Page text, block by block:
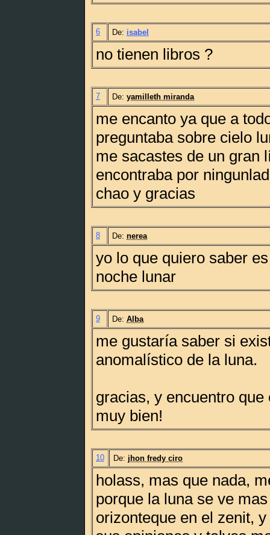
6 De: isabel
no tienen libros ?
7 De: yamilleth miranda
me encanto ya que a
preguntaba sobre cielo
me sacastes de un gran
encontraba por
chao y gracias
8 De: nerea
yo lo que quiero saber
noche lunar
9 De: Alba
me gustaría saber si
anomalístico de la luna.
gracias, y encuentro que
muy bien!
10 De: jhon fredy ciro
holass, mas que nada,
porque la luna se ve
orizonteque en el zenit,